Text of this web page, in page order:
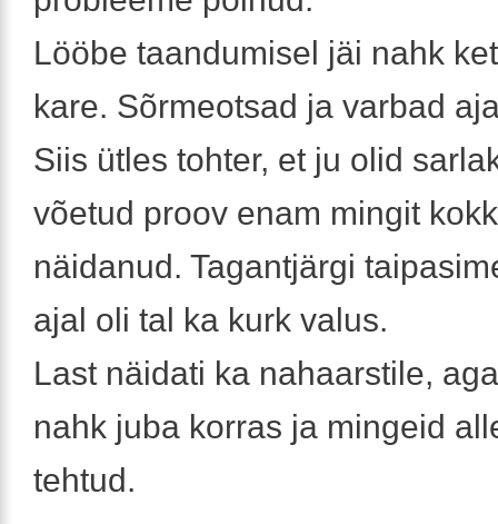
Lööbe taandumisel jäi nahk
kare. Sõrmeotsad ja varbad
Siis ütles tohter, et ju olid
võetud proov enam mingit
näidanud. Tagantjärgi
ajal oli tal ka kurk valus.
Last näidati ka nahaarstile,
nahk juba korras ja mingeid
tehtud.